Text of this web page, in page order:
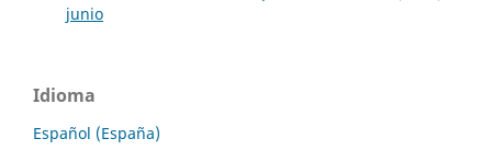
junio
Idioma
Español (España)